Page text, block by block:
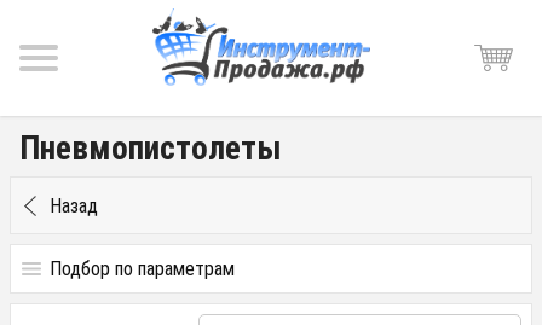
Пневмопистолеты
Назад
Подбор по параметрам
Цена